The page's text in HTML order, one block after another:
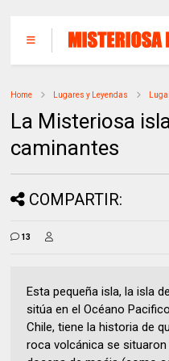
Home Lugares y Leyendas
La Misteriosa
caminantes
COMPARTIR:
13
Esta pequeña isla, la isla
sitúa en el Océano
Chile, tiene la historia de
roca volcánica se situaron